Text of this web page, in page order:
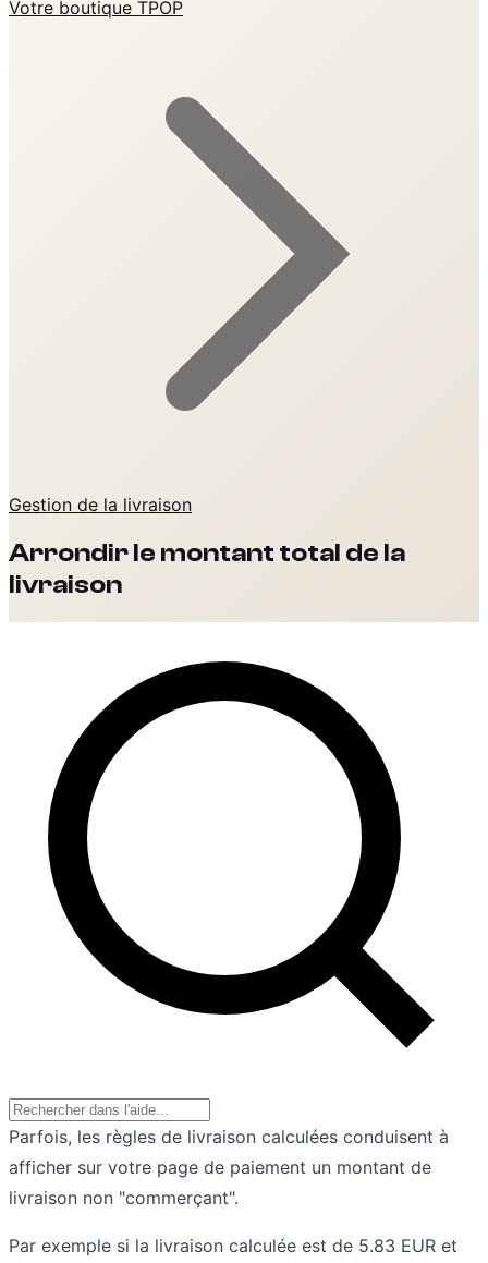
Votre boutique TPOP
Gestion de la livraison
Arrondir le montant total de la
livraison
Parfois, les règles de livraison calculées conduisent à
afficher sur votre page de paiement un montant de
livraison non "commerçant".
Par exemple si la livraison calculée est de 5.83 EUR et